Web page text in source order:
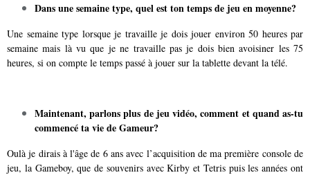
Dans une semaine type, quel est ton temps de jeu en moyenne?
Une semaine type lorsque je travaille je dois jouer environ 50 heures par
semaine mais là vu que je ne travaille pas je dois bien avoisiner les 75
heures, si on compte le temps passé à jouer sur la tablette devant la télé.
Maintenant, parlons plus de jeu vidéo, comment et quand as-tu
commencé ta vie de Gameur?
Oulà je dirais à l'âge de 6 ans avec l’acquisition de ma première console de
jeu, la Gameboy, que de souvenirs avec Kirby et Tetris puis les années ont